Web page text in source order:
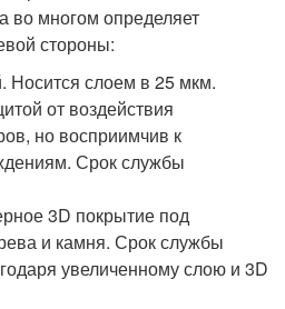
во многом определяет
стороны:
Носится слоем в 25 мкм.
от воздействия
но восприимчив к
Срок службы
3D покрытие под
и камня. Срок службы
увеличенному слою и 3D